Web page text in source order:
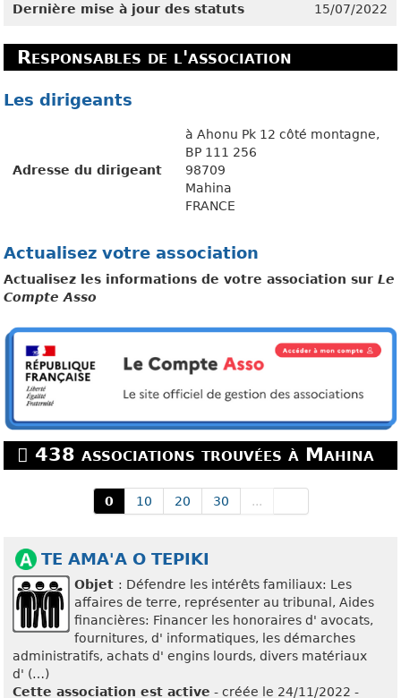
Dernière mise à jour des statuts 15/07/2022
Responsables de l'association
Les dirigeants
Adresse du dirigeant
à Ahonu Pk 12 côté montagne,
BP 111 256
98709
Mahina
FRANCE
Actualisez votre association
Actualisez les informations de votre association surLe
Compte Asso
438 associations trouvées à Mahina
0 10 20 30 ...
TE AMA'A O TEPIKI
Objet : Défendre les intérêts familiaux: Les
affaires de terre, représenter au tribunal, Aides
financières: Financer les honoraires d' avocats,
fournitures, d' informatiques, les démarches
administratifs, achats d' engins lourds, divers matériaux
d' (…)
Cette association est active - créée le 24/11/2022 -